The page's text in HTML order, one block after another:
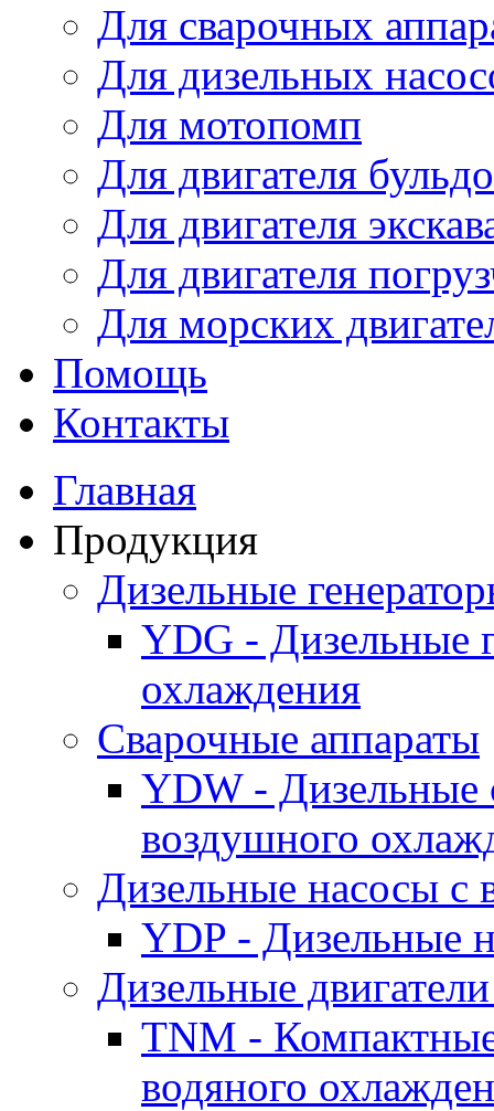
Для сварочных
Для дизельных
Для мотопомп
Для двигателя
Для двигателя
Для двигателя
Для морских
Помощь
Контакты
Главная
Продукция
Дизельные
YDG - Дизельные
охлаждения
Cварочные аппараты
YDW - Дизельные
воздушного
Дизельные насосы
YDP - Дизельные
Дизельные
TNM -
водяного